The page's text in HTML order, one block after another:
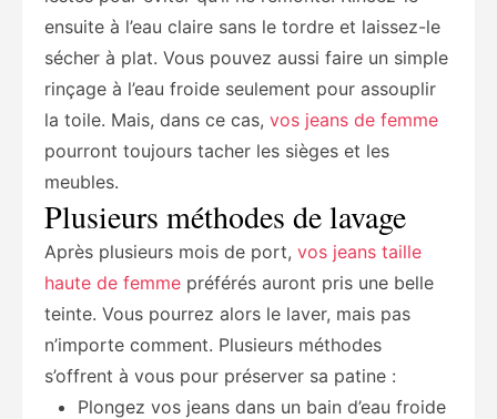
ensuite à l’eau claire sans le tordre et laissez-le
sécher à plat. Vous pouvez aussi faire un simple
rinçage à l’eau froide seulement pour assouplir
la toile. Mais, dans ce cas, vos jeans de femme
pourront toujours tacher les sièges et les
meubles.
Plusieurs méthodes de lavage
Après plusieurs mois de port, vos jeans taille
haute de femme préférés auront pris une belle
teinte. Vous pourrez alors le laver, mais pas
n’importe comment. Plusieurs méthodes
s’offrent à vous pour préserver sa patine :
Plongez vos jeans dans un bain d’eau froide